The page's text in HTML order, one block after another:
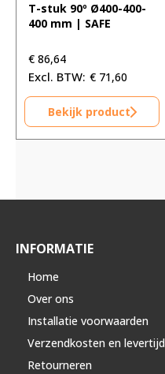
T-stuk 90º Ø400-400-
400 mm | SAFE
€ 86,64
€ 71,60
Bekijk product
INFORMATIE
Home
Over ons
Installatie voorwaarden
Verzendkosten en levertijd
Retourneren